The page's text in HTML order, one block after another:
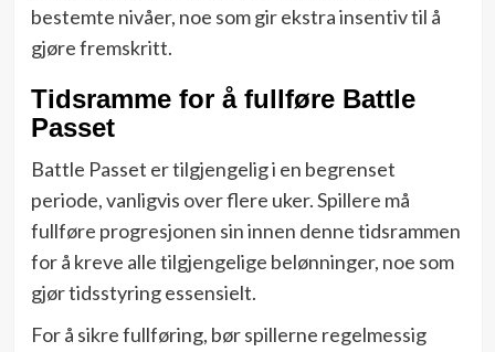
bestemte nivåer, noe som gir ekstra insentiv til å
gjøre fremskritt.
Tidsramme for å fullføre Battle
Passet
Battle Passet er tilgjengelig i en begrenset
periode, vanligvis over flere uker. Spillere må
fullføre progresjonen sin innen denne tidsrammen
for å kreve alle tilgjengelige belønninger, noe som
gjør tidsstyring essensielt.
For å sikre fullføring, bør spillerne regelmessig